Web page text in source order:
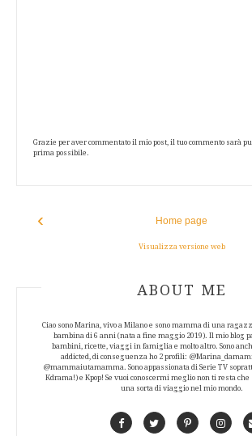
Grazie per aver commentato il mio post, il tuo commento sarà
prima possibile.
‹ Home page
Visualizza versione web
ABOUT AUTHOR
ABOUT ME
Ciao sono Marina, vivo a Milano e sono mamma di una
bambina di 6 anni (nata a fine maggio 2019). Il mio blog
bambini, ricette, viaggi in famiglia e molto altro. Sono
addicted, di conseguenza ho 2 profili:
@mammaiutamamma. Sono appassionata di Serie TV
Kdrama!) e Kpop! Se vuoi conoscermi meglio non ti resta
una sorta di viaggio nel mio mondo.
FacebookTwitterPinterest